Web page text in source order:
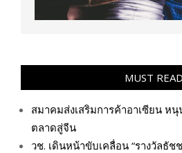
MUST
สมาคมส่งเสริมการค้าอาเซียน ห
ตลาดสู่จีน
วช. เดินหน้าขับเคลื่อน “รางวัลธัช